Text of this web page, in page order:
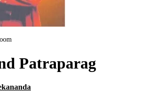
Patraparag